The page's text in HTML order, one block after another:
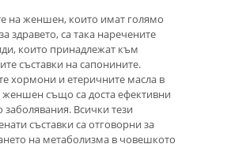
на женшен, които имат голямо
здравето, са така наречените
които принадлежат към
съставки на сапонините.
хормони и етеричните масла в
женшен също са доста ефективни
Всички тези
съставки са отговорни за
на метаболизма в човешкото